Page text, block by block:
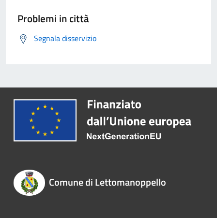
Problemi in città
Segnala disservizio
Comune di Lettomanoppello